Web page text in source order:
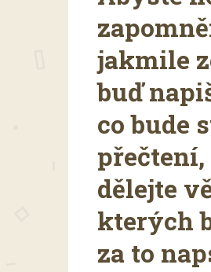
jakmile
buď
co bude
přečtení,
dělejte
kterých
za to